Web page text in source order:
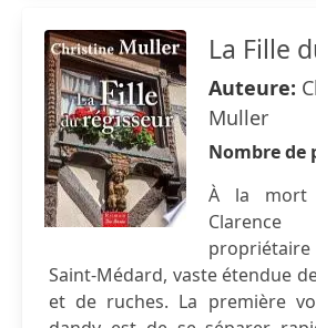
La Fille
Auteure:
Muller
Nombre de
À la mort
Saint-Médard, vaste étendue
et de ruches. La première